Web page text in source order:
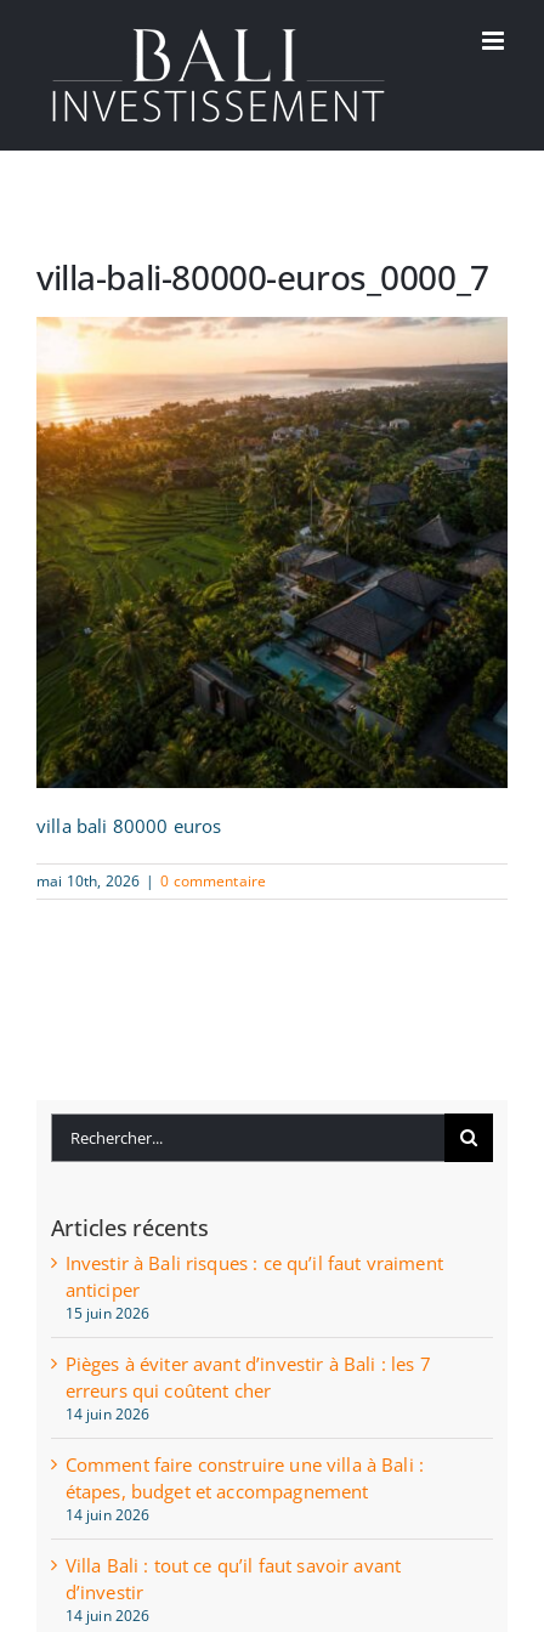
villa-bali-80000-euros_0000_7
villa bali 80000 euros
mai 10th, 2026 | 0 commentaire
Rechercher:
Articles récents
Investir à Bali risques : ce qu’il faut vraiment
anticiper
15 juin 2026
Pièges à éviter avant d’investir à Bali : les 7
erreurs qui coûtent cher
14 juin 2026
Comment faire construire une villa à Bali :
étapes, budget et accompagnement
14 juin 2026
Villa Bali : tout ce qu’il faut savoir avant
d’investir
14 juin 2026